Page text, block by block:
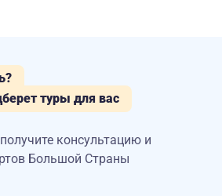
туры для вас
консультацию и
Большой Страны